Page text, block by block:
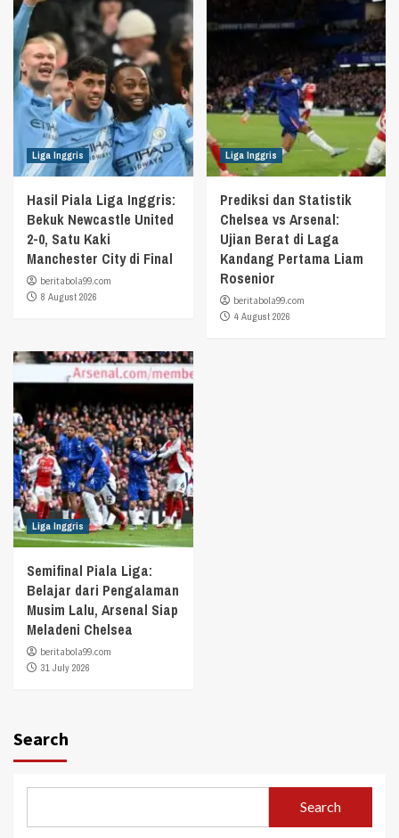
Liga Inggris
Hasil Piala Liga Inggris:
Bekuk Newcastle United
2-0, Satu Kaki
Manchester City di Final
beritabola99.com
8 August 2026
Liga Inggris
Prediksi dan Statistik
Chelsea vs Arsenal:
Ujian Berat di Laga
Kandang Pertama Liam
Rosenior
beritabola99.com
4 August 2026
Liga Inggris
Semifinal Piala Liga:
Belajar dari Pengalaman
Musim Lalu, Arsenal Siap
Meladeni Chelsea
beritabola99.com
31 July 2026
Search
Search